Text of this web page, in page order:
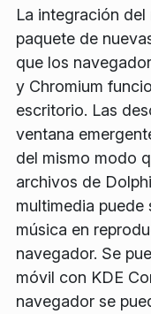
La integración
paquete de
que los
y Chromium
escritorio. Las
ventana
del mismo modo
archivos de
multimedia
música en
navegador. Se
móvil con KDE
navegador se